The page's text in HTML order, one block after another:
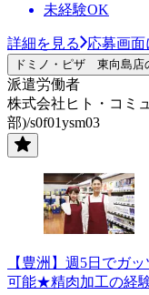
未経験OK
詳細を見る 応募画面
ドミノ・ピザ 東向島店
派遣労働者
株式会社ヒト・コミ
部)/s0f01ysm03
【豊洲】週5日でガ
可能★精肉加工の経